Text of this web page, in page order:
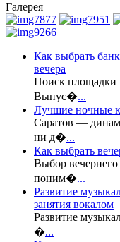
Галерея
Как выбрать
вечера
Поиск площадки
Выпус�...
Лучшие ночные
Саратов —
ни д�...
Как выбрать
Выбор вечернего
поним�...
Развитие
занятия вокалом
Развитие
�...